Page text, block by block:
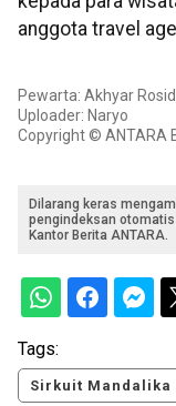
anggota travel
Pewarta: Akhyar
Uploader: Naryo
Copyright © ANTARA
Dilarang keras
pengindeksan
Kantor Berita ANTARA.
Tags:
Sirkuit Mandalika